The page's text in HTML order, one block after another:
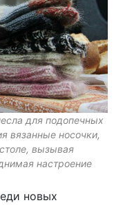
для подопечных
вязанные носочки,
вызывая
настроение
новых